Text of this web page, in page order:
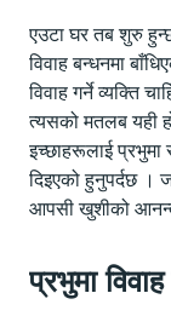
एउटा घर तब शुरु
विवाह बन्धनमा
विवाह गर्ने व्यक्ति
त्यसको मतलब यही
इच्छाहरूलाई
दिइएको हुनुपर्दछ ।
आपसी खुशीको
प्रभुमा विवाह